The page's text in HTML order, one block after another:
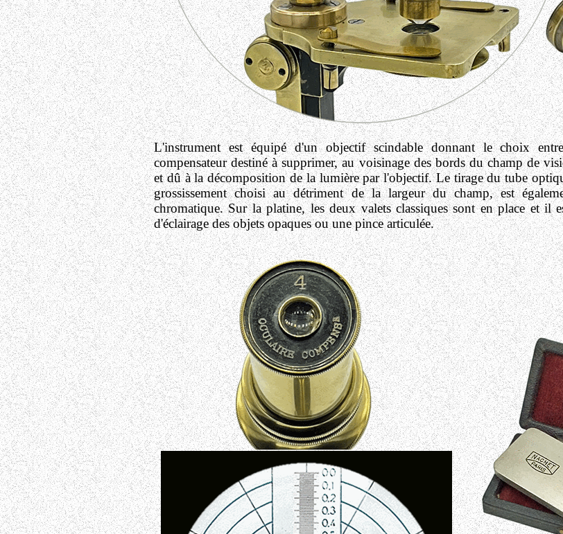
L'instrument est équipé d'un objectif scindabledonnant le choix
compensateur destiné à supprimer, au voisinage des bords du champ de
et dû à la décomposition de la lumière par l'objectif. Le tirage du tube
grossissement choisi au détriment de la largeur du champ, est
chromatique. Sur la platine, les deux valets classiques sont en place et il
d'éclairage des objets opaques ou une pince articulée.